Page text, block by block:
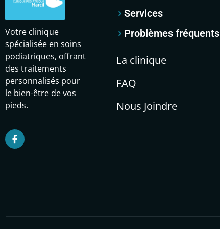
Votre clinique
spécialisée en soins
podiatriques, offrant
des traitements
personnalisés pour
le bien-être de vos
pieds.
Services
Problèmes fréquents
La clinique
FAQ
Nous Joindre